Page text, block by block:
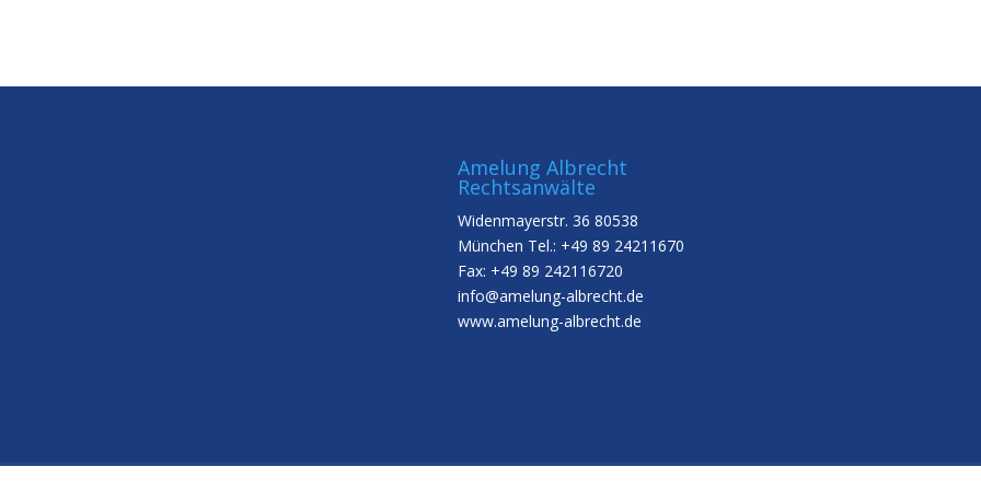
Amelung Albrecht
Rechtsanwälte
Widenmayerstr. 36 80538
München Tel.: +49 89 24211670
Fax: +49 89 242116720
info@amelung-albrecht.de
www.amelung-albrecht.de